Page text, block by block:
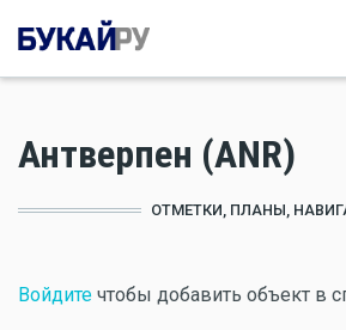
Антверпен (ANR)
ОТМЕТКИ, ПЛАНЫ,
Войдите чтобы добавить объект в